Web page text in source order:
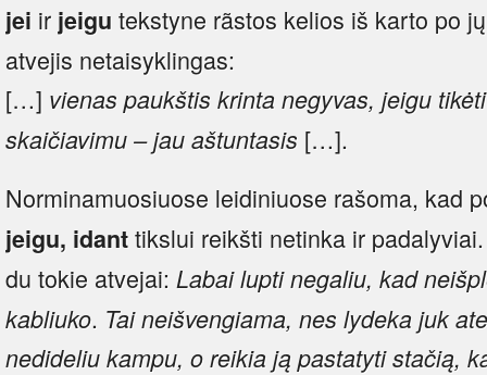
jei ir jeigu tekstyne rãstos kelios iš karto po
atvejis netaisyklingas:
[…] vienas paukštis krinta negyvas, jeigu tikėti
skaičiavimu – jau aštuntasis […].
Norminamuosiuose leidiniuose rašoma, kad
jeigu, idanttikslui reikšti netinka ir
du tokie atvejai: Labai lupti negaliu, kad
kabliuko. Tai neišvengiama, nes lydeka juk
nedideliu kampu, o reikia ją pastatyti stačią,